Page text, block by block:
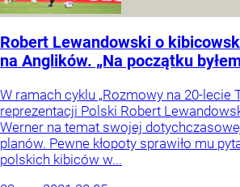
Robert Lewandowski o
na Anglików. „Na początku
W ramach cyklu „Rozmowy na 20-lecie
reprezentacji Polski Robert
Werner na temat swojej
planów. Pewne kłopoty sprawiło mu
polskich kibiców w...